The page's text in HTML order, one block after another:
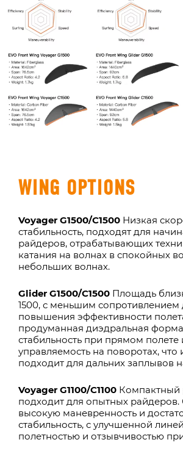
WING OPTIONS
Voyager G1500/C1500 Низкая
стабильность, подходят для
райдеров, отрабатывающих
катания на волнах в спокойных
небольших волнах.
Glider G1500/C1500 Площадь
1500, с меньшим сопротивлением
повышения эффективности
продуманная диэдральная
стабильность при прямом
управляемость на поворотах, что
подходит для дальних заплывов
Voyager G1100/C1100 Компактный
подходит для опытных райдеров.
высокую маневренность и
стабильность, с улучшенной
полетностью и отзывчивостью